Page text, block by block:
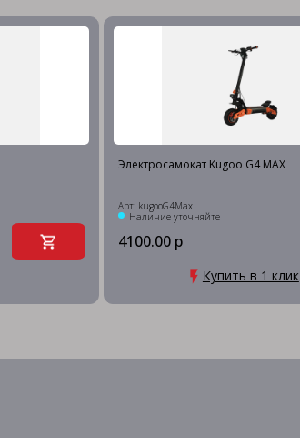
Электросамокат Kugoo G4 MAX
Арт: kugooG4Max
Наличие уточняйте
4100.00 р
Купить в 1 клик